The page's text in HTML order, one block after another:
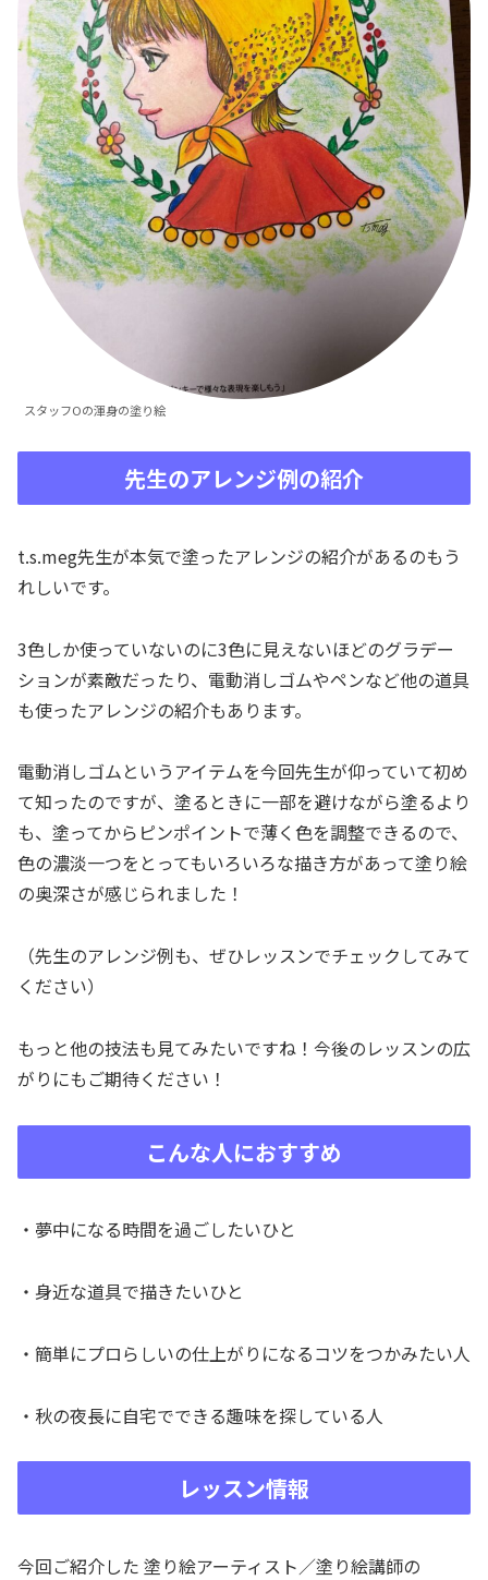
スタッフOの渾身の塗り絵
先生のアレンジ例の紹介
t.s.meg先生が本気で塗ったアレンジの紹介があるのもう
れしいです。
3色しか使っていないのに3色に見えないほどのグラデー
ションが素敵だったり、電動消しゴムやペンなど他の道具
も使ったアレンジの紹介もあります。
電動消しゴムというアイテムを今回先生が仰っていて初め
て知ったのですが、塗るときに一部を避けながら塗るより
も、塗ってからピンポイントで薄く色を調整できるので、
色の濃淡一つをとってもいろいろな描き方があって塗り絵
の奥深さが感じられました！
（先生のアレンジ例も、ぜひレッスンでチェックしてみて
ください）
もっと他の技法も見てみたいですね！今後のレッスンの広
がりにもご期待ください！
こんな人におすすめ
・夢中になる時間を過ごしたいひと
・身近な道具で描きたいひと
・簡単にプロらしいの仕上がりになるコツをつかみたい人
・秋の夜長に自宅でできる趣味を探している人
レッスン情報
今回ご紹介した 塗り絵アーティスト／塗り絵講師の